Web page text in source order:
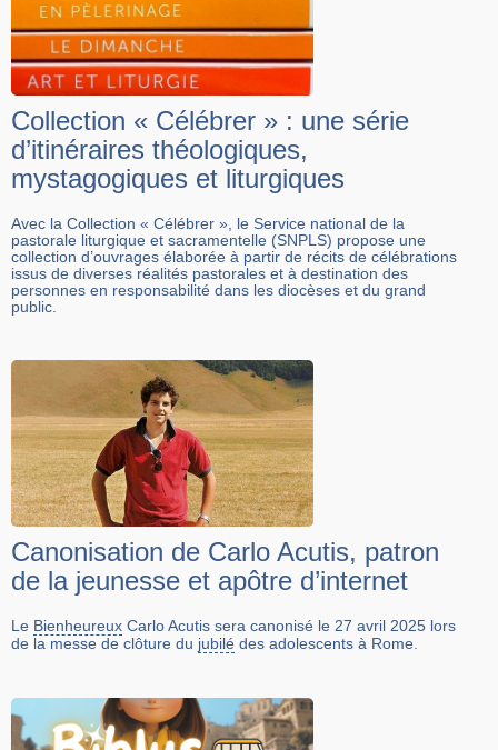
Collection « Célébrer » : une série
d’itinéraires théologiques,
mystagogiques et liturgiques
Avec la Collection « Célébrer », le Service national de la
pastorale liturgique et sacramentelle (SNPLS) propose une
collection d’ouvrages élaborée à partir de récits de célébrations
issus de diverses réalités pastorales et à destination des
personnes en responsabilité dans les diocèses et du grand
public.
Canonisation de Carlo Acutis, patron
de la jeunesse et apôtre d’internet
Le Bienheureux Carlo Acutis sera canonisé le 27 avril 2025 lors
de la messe de clôture du jubilé des adolescents à Rome.